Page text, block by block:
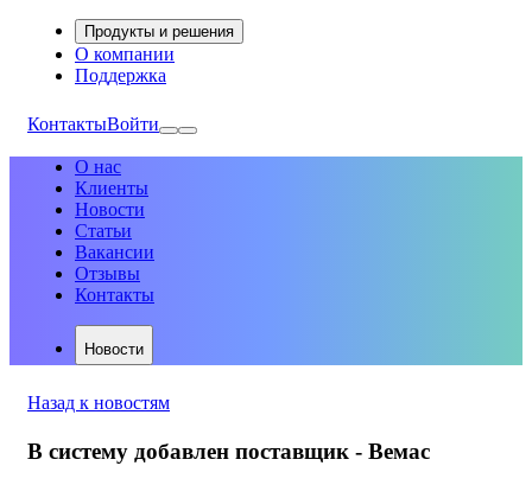
Продукты и решения
О компании
Поддержка
КонтактыВойти
О нас
Клиенты
Новости
Статьи
Вакансии
Отзывы
Контакты
Новости
Назад к новостям
В систему добавлен поставщик - Вемас